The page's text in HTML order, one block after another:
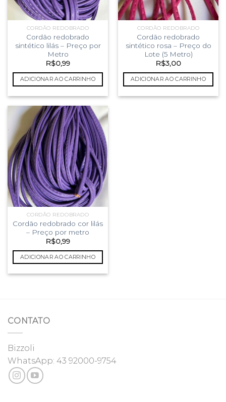
CORDÃO REDOBRADO
Cordão redobrado
sintético lilás – Preço por
Metro
R$0,99
ADICIONAR AO CARRINHO
CORDÃO REDOBRADO
Cordão redobrado
sintético rosa – Preço do
Lote (5 Metro)
R$3,00
ADICIONAR AO CARRINHO
CORDÃO REDOBRADO
Cordão redobrado cor lilás
– Preço por metro
R$0,99
ADICIONAR AO CARRINHO
CONTATO
Bizzoli
WhatsApp: 43 92000-9754